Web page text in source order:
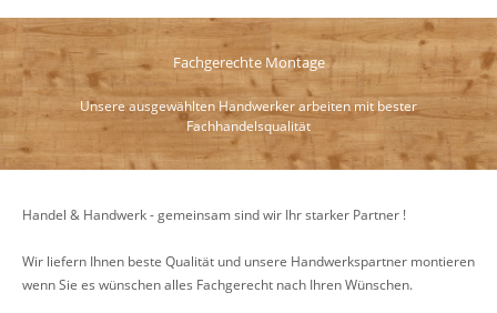
Fachgerechte Montage
Unsere ausgewählten Handwerker arbeiten mit bester
Fachhandelsqualität
Handel & Handwerk - gemeinsam sind wir Ihr starker Partner !
Wir liefern Ihnen beste Qualität und unsere Handwerkspartner montieren
wenn Sie es wünschen alles Fachgerecht nach Ihren Wünschen.